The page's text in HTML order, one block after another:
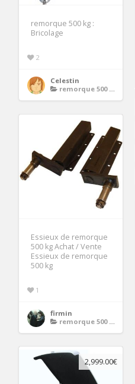
remorque 500 kg :
Bricolage
2
Celestin
remorque 500 kg
Essieux de remorque
500 kg Achat / Vente
Essieux de remorque
500 kg
1
firmin
remorque 500 kg
2,999.00€